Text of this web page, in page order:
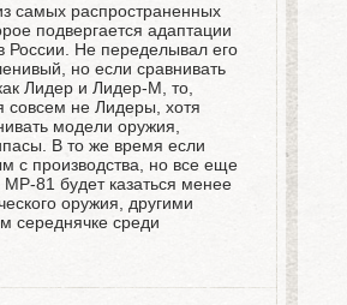
самых распространенных
подвергается адаптации
России. Не переделывал его
но если сравнивать
Лидер и Лидер-М, то,
совсем не Лидеры, хотя
модели оружия,
В то же время если
с производства, но все еще
81 будет казаться менее
оружия, другими
середнячке среди